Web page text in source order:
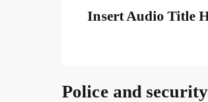
Insert Audio Title
Police and